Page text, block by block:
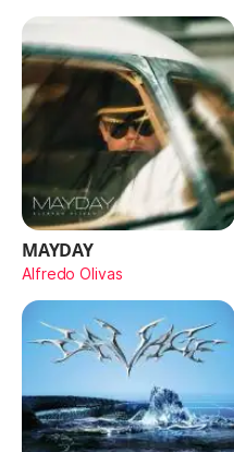
MAYDAY
Alfredo Olivas